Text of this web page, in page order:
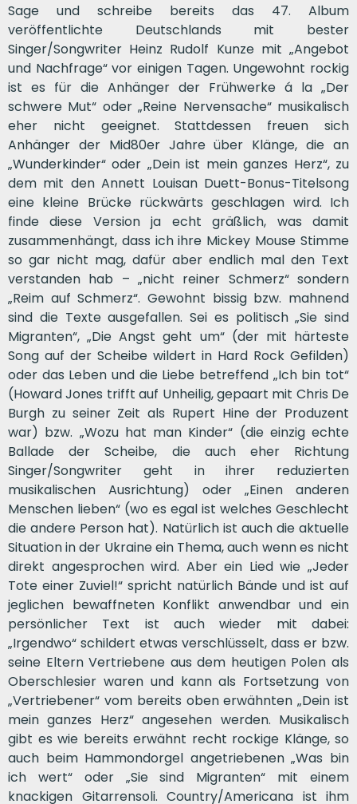
Sage und schreibe bereits das 47. Album
veröffentlichte Deutschlands mit bester
Singer/Songwriter Heinz Rudolf Kunze mit „Angebot
und Nachfrage“ vor einigen Tagen. Ungewohnt rockig
ist es für die Anhänger der Frühwerke á la „Der
schwere Mut“ oder „Reine Nervensache“ musikalisch
eher nicht geeignet. Stattdessen freuen sich
Anhänger der Mid80er Jahre über Klänge, die an
„Wunderkinder“ oder „Dein ist mein ganzes Herz“, zu
dem mit den Annett Louisan Duett-Bonus-Titelsong
eine kleine Brücke rückwärts geschlagen wird. Ich
finde diese Version ja echt gräßlich, was damit
zusammenhängt, dass ich ihre Mickey Mouse Stimme
so gar nicht mag, dafür aber endlich mal den Text
verstanden hab – „nicht reiner Schmerz“ sondern
„Reim auf Schmerz“. Gewohnt bissig bzw. mahnend
sind die Texte ausgefallen. Sei es politisch „Sie sind
Migranten“, „Die Angst geht um“ (der mit härteste
Song auf der Scheibe wildert in Hard Rock Gefilden)
oder das Leben und die Liebe betreffend „Ich bin tot“
(Howard Jones trifft auf Unheilig, gepaart mit Chris De
Burgh zu seiner Zeit als Rupert Hine der Produzent
war) bzw. „Wozu hat man Kinder“ (die einzig echte
Ballade der Scheibe, die auch eher Richtung
Singer/Songwriter geht in ihrer reduzierten
musikalischen Ausrichtung) oder „Einen anderen
Menschen lieben“ (wo es egal ist welches Geschlecht
die andere Person hat). Natürlich ist auch die aktuelle
Situation in der Ukraine ein Thema, auch wenn es nicht
direkt angesprochen wird. Aber ein Lied wie „Jeder
Tote einer Zuviel!“ spricht natürlich Bände und ist auf
jeglichen bewaffneten Konflikt anwendbar und ein
persönlicher Text ist auch wieder mit dabei:
„Irgendwo“ schildert etwas verschlüsselt, dass er bzw.
seine Eltern Vertriebene aus dem heutigen Polen als
Oberschlesier waren und kann als Fortsetzung von
„Vertriebener“ vom bereits oben erwähnten „Dein ist
mein ganzes Herz“ angesehen werden. Musikalisch
gibt es wie bereits erwähnt recht rockige Klänge, so
auch beim Hammondorgel angetriebenen „Was bin
ich wert“ oder „Sie sind Migranten“ mit einem
knackigen Gitarrensoli. Country/Americana ist ihm